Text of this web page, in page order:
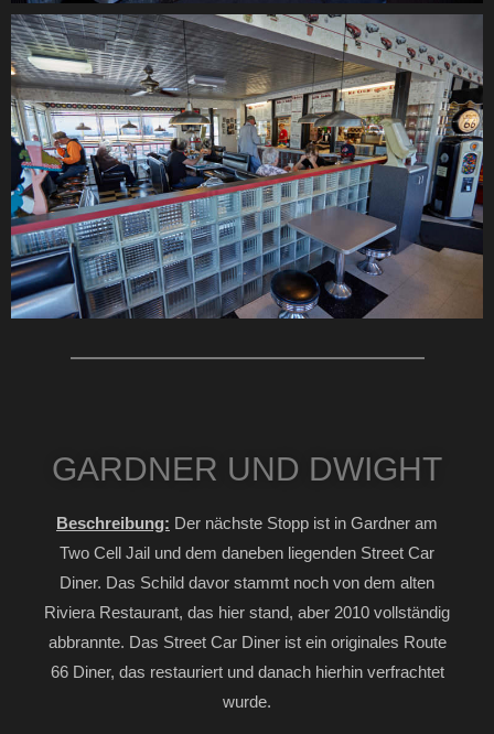
GARDNER UND DWIGHT
Beschreibung: Der nächste Stopp ist in Gardner am
Two Cell Jail und dem daneben liegenden Street Car
Diner. Das Schild davor stammt noch von dem alten
Riviera Restaurant, das hier stand, aber 2010 vollständig
abbrannte. Das Street Car Diner ist ein originales Route
66 Diner, das restauriert und danach hierhin verfrachtet
wurde.